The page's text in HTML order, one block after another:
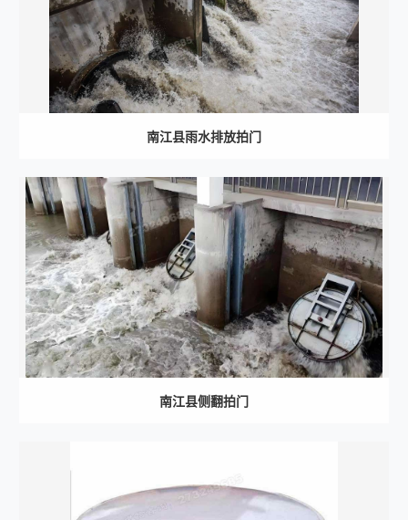
南江县雨水排放拍门
南江县侧翻拍门